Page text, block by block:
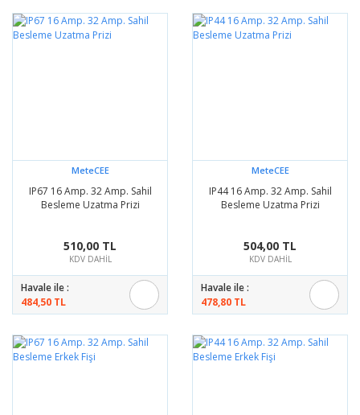
MeteCEE
IP67 16 Amp. 32 Amp. Sahil
Besleme Uzatma Prizi
510,00 TL
KDV DAHİL
Havale ile :
484,50 TL
MeteCEE
IP44 16 Amp. 32 Amp. Sahil
Besleme Uzatma Prizi
504,00 TL
KDV DAHİL
Havale ile :
478,80 TL